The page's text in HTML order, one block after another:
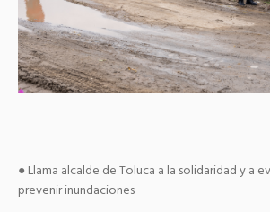
● Llama alcalde de Toluca a la solidaridad y a
prevenir inundaciones